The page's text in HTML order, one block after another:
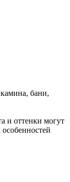
бани,
и оттенки могут
особенностей